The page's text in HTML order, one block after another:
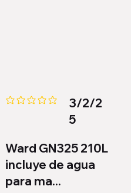
de 5
Aún no hay calificaciones
3/2/2
5
Ward GN325 210L
incluye de agua
para ma...